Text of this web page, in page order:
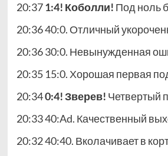
20:371:4! Коболли! Под ноль
20:36 40:0. Отличный
20:36 30:0. Невынужденная
20:35 15:0. Хорошая первая
20:340:4! Зверев! Четвертый
20:33 40:Ad. Качественный
20:32 40:40. Вколачивает в